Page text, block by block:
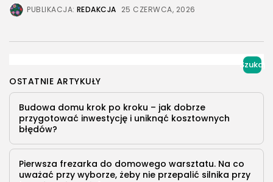
PUBLIKACJA: REDAKCJA 25 CZERWCA, 2026
Szukaj
OSTATNIE ARTYKUŁY
Budowa domu krok po kroku – jak dobrze
przygotować inwestycję i uniknąć kosztownych
błędów?
Pierwsza frezarka do domowego warsztatu. Na co
uważać przy wyborze, żeby nie przepalić silnika przy